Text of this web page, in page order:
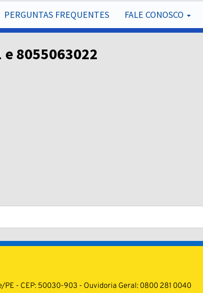
PERGUNTAS FREQUENTES FALE CONOSCO
8055063022
PE - CEP: 50030-903 - Ouvidoria Geral: 0800 281 0040